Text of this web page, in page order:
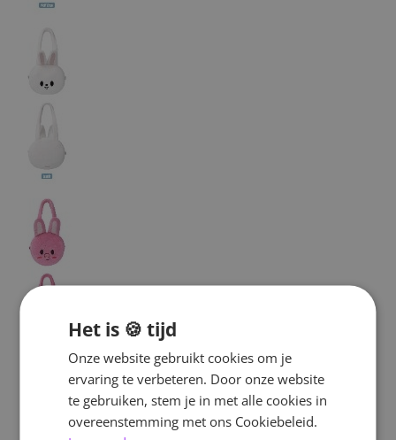
Het is 🍪 tijd
Onze website gebruikt cookies om je
ervaring te verbeteren. Door onze website
te gebruiken, stem je in met alle cookies in
overeenstemming met ons Cookiebeleid.